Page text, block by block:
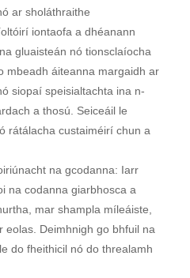
ar sholáthraithe
iontaofa a dhéanann
gluaisteán nó tionsclaíocha
mbeadh áiteanna margaidh ar
siopaí speisialtachta ina n-
a thosú. Seiceáil le
rátálacha custaiméirí chun a
na gcodanna: Iarr
na codanna giarbhosca a
mar shampla míleáiste,
eolas. Deimhnigh go bhfuil na
do fheithicil nó do threalamh